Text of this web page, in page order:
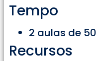
Tempo
2 aulas de
Recursos